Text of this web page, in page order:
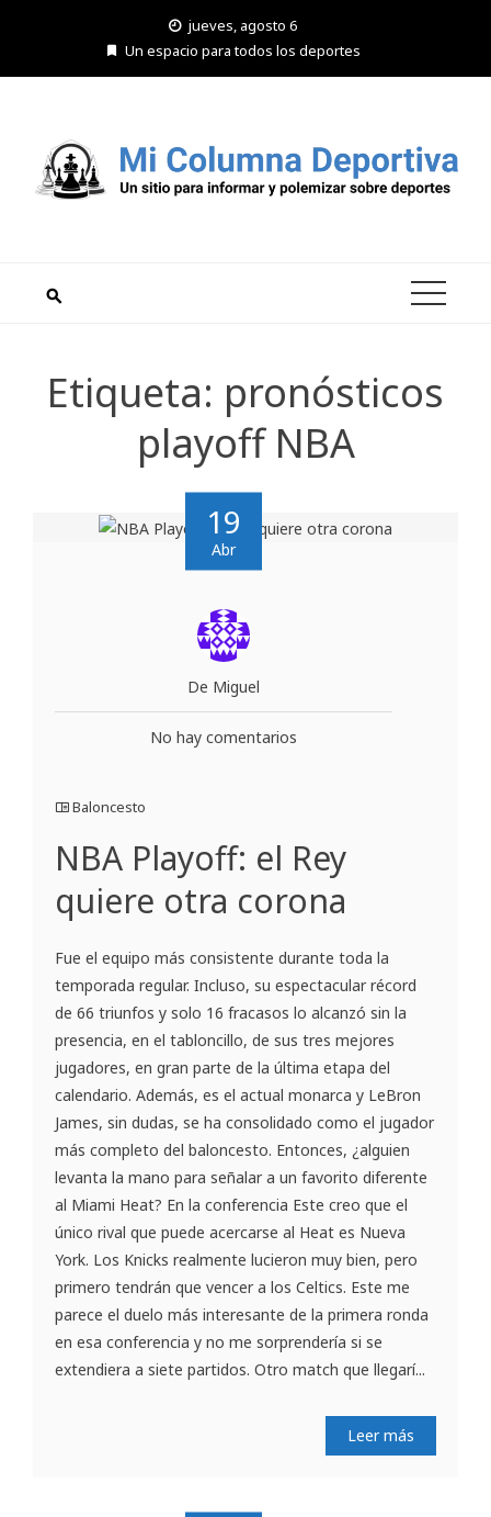
jueves, agosto 6
Un espacio para todos los deportes
Etiqueta: pronósticos
playoff NBA
19
Abr
De Miguel
No hay comentarios
Baloncesto
NBA Playoff: el Rey
quiere otra corona
Fue el equipo más consistente durante toda la
temporada regular. Incluso, su espectacular récord
de 66 triunfos y solo 16 fracasos lo alcanzó sin la
presencia, en el tabloncillo, de sus tres mejores
jugadores, en gran parte de la última etapa del
calendario. Además, es el actual monarca y LeBron
James, sin dudas, se ha consolidado como el jugador
más completo del baloncesto. Entonces, ¿alguien
levanta la mano para señalar a un favorito diferente
al Miami Heat? En la conferencia Este creo que el
único rival que puede acercarse al Heat es Nueva
York. Los Knicks realmente lucieron muy bien, pero
primero tendrán que vencer a los Celtics. Este me
parece el duelo más interesante de la primera ronda
en esa conferencia y no me sorprendería si se
extendiera a siete partidos. Otro match que llegarí...
Leer más